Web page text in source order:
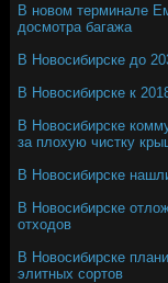
В новом терминале
досмотра багажа
В Новосибирске до
В Новосибирске к
В Новосибирске
за плохую чистку
В Новосибирске
В Новосибирске
отходов
В Новосибирске
элитных сортов